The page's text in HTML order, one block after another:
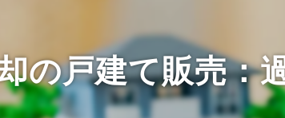
の戸建て販売：